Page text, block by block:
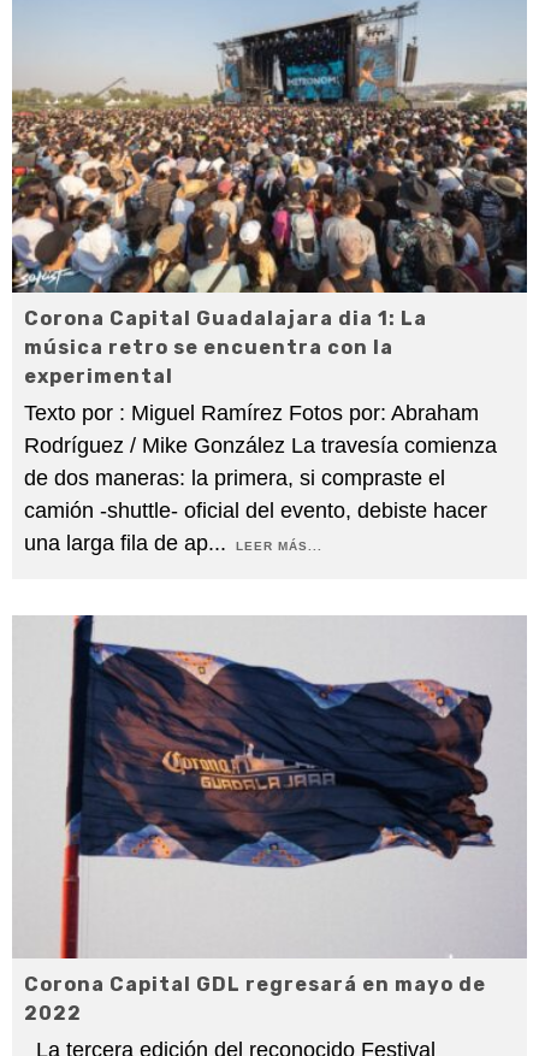
Corona Capital Guadalajara dia 1: La
música retro se encuentra con la
experimental
Texto por : Miguel Ramírez Fotos por: Abraham
Rodríguez / Mike González La travesía comienza
de dos maneras: la primera, si compraste el
camión -shuttle- oficial del evento, debiste hacer
una larga fila de ap... LEER MÁS...
Corona Capital GDL regresará en mayo de
2022
La tercera edición del reconocido Festival